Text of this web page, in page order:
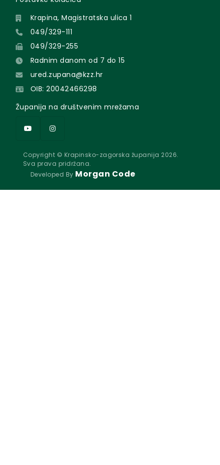
Krapina, Magistratska ulica 1
049/329-111
049/329-255
Radnim danom od 7 do 15
ured.zupana@kzz.hr
OIB: 20042466298
Županija na društvenim mrežama
Copyright © Krapinsko-zagorska županija 2026.
Sva prava pridržana.
Developed By Morgan Code